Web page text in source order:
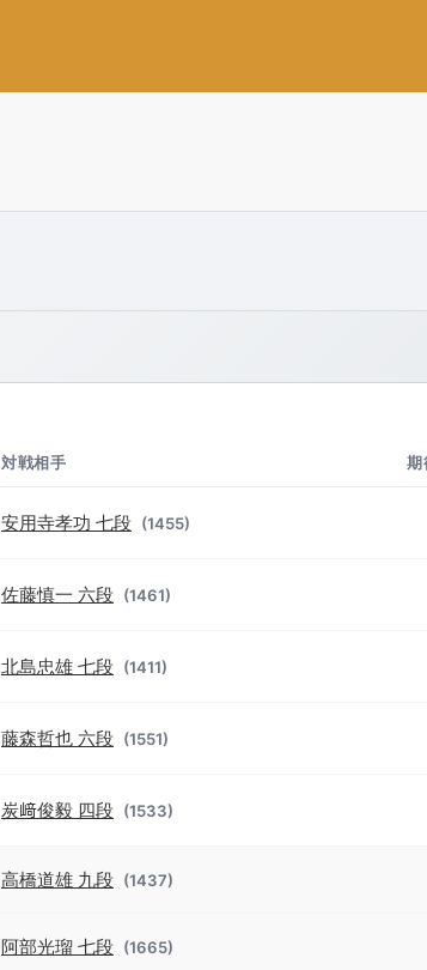
対戦相手 期
安用寺孝功 七段 (1455)
佐藤慎一 六段 (1461)
北島忠雄 七段 (1411)
藤森哲也 六段 (1551)
炭﨑俊毅 四段 (1533)
高橋道雄 九段 (1437)
阿部光瑠 七段 (1665)